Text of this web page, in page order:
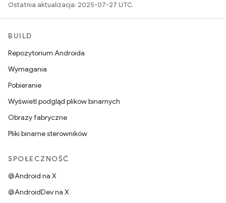
Ostatnia aktualizacja: 2025-07-27 UTC.
BUILD
Repozytorium Androida
Wymagania
Pobieranie
Wyświetl podgląd plików binarnych
Obrazy fabryczne
Pliki binarne sterowników
SPOŁECZNOŚĆ
@Android na X
@AndroidDev na X